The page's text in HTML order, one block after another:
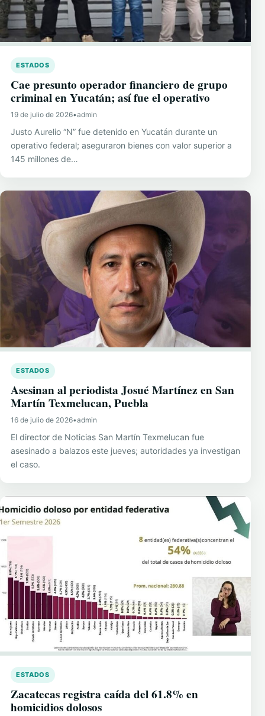
ESTADOS
Cae presunto operador financiero de grupo
criminal en Yucatán; así fue el operativo
19 de julio de 2026•admin
Justo Aurelio “N” fue detenido en Yucatán durante un
operativo federal; aseguraron bienes con valor superior a
145 millones de…
ESTADOS
Asesinan al periodista Josué Martínez en San
Martín Texmelucan, Puebla
16 de julio de 2026•admin
El director de Noticias San Martín Texmelucan fue
asesinado a balazos este jueves; autoridades ya investigan
el caso.
ESTADOS
Zacatecas registra caída del 61.8% en
homicidios dolosos